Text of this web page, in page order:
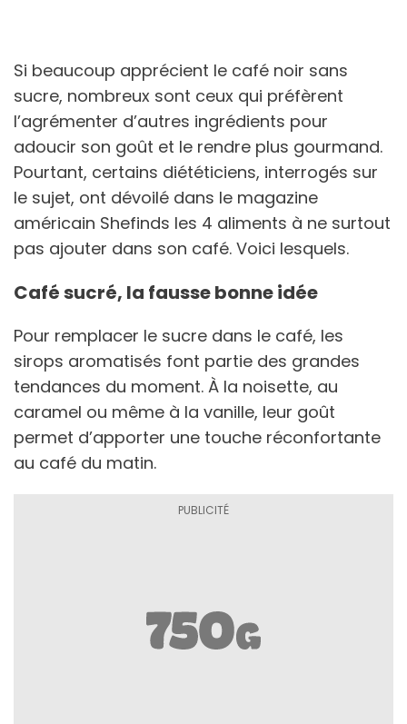
Si beaucoup apprécient le café noir sans
sucre, nombreux sont ceux qui préfèrent
l’agrémenter d’autres ingrédients pour
adoucir son goût et le rendre plus gourmand.
Pourtant, certains diététiciens, interrogés sur
le sujet, ont dévoilé dans le magazine
américain Shefinds les 4 aliments à ne surtout
pas ajouter dans son café. Voici lesquels.
Café sucré, la fausse bonne idée
Pour remplacer le sucre dans le café, les
sirops aromatisés font partie des grandes
tendances du moment. À la noisette, au
caramel ou même à la vanille, leur goût
permet d’apporter une touche réconfortante
au café du matin.